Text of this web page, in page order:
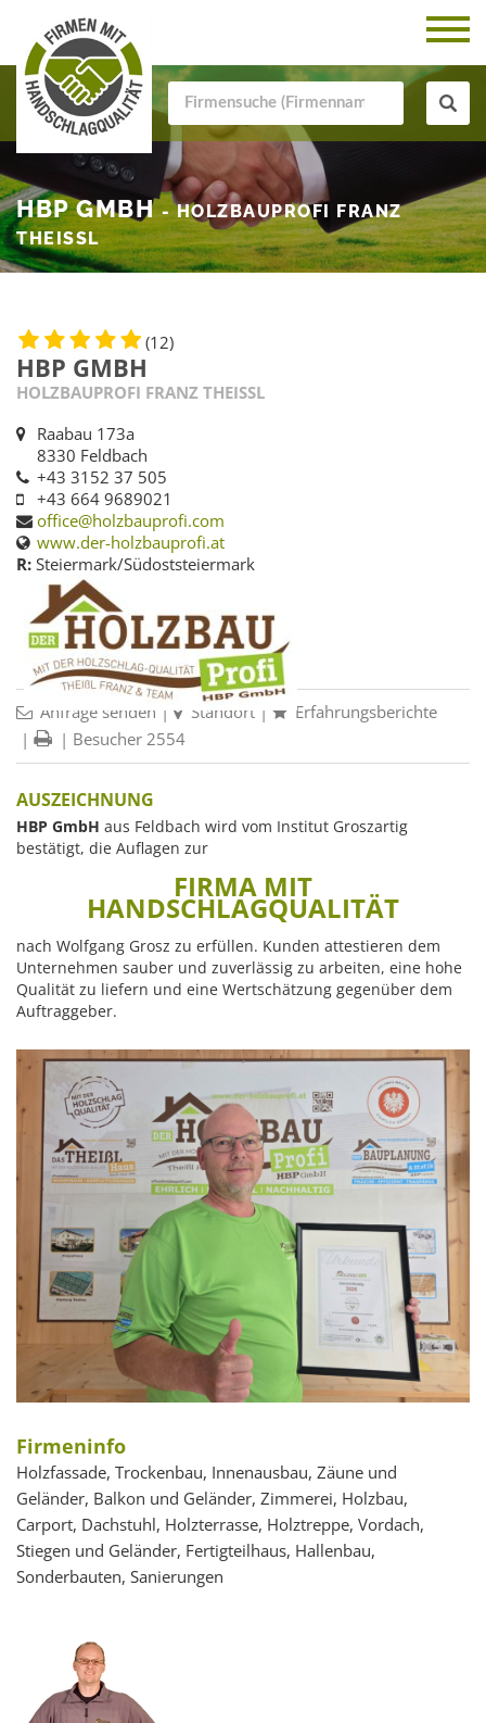
HBP GMBH- HOLZBAUPROFI FRANZ
THEISSL
(12)
HBP GMBH
HOLZBAUPROFI FRANZ THEISSL
Raabau 173a
8330 Feldbach
+43 3152 37 505
+43 664 9689021
office@holzbauprofi.com
www.der-holzbauprofi.at
R: Steiermark/Südoststeiermark
Anfrage senden | Standort |
Erfahrungsberichte
|
| Besucher 2554
AUSZEICHNUNG
HBP GmbH aus Feldbach wird vom Institut Groszartig
bestätigt, die Auflagen zur
FIRMA MIT
HANDSCHLAGQUALITÄT
nach Wolfgang Grosz zu erfüllen. Kunden attestieren dem
Unternehmen sauber und zuverlässig zu arbeiten, eine hohe
Qualität zu liefern und eine Wertschätzung gegenüber dem
Auftraggeber.
Firmeninfo
Holzfassade, Trockenbau, Innenausbau, Zäune und
Geländer, Balkon und Geländer, Zimmerei, Holzbau,
Carport, Dachstuhl, Holzterrasse, Holztreppe, Vordach,
Stiegen und Geländer, Fertigteilhaus, Hallenbau,
Sonderbauten, Sanierungen